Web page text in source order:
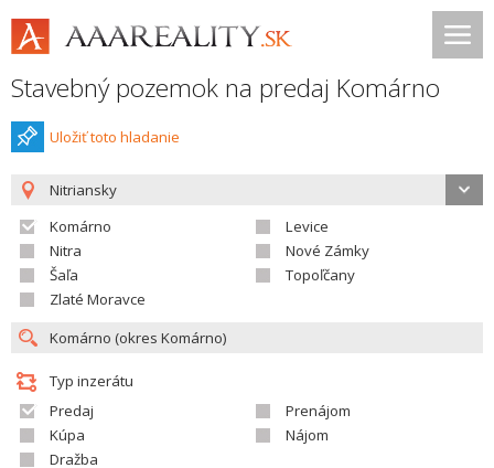
Stavebný pozemok na predaj Komárno
Uložiť toto hladanie
Nitriansky
Komárno
Levice
Nitra
Nové Zámky
Šaľa
Topoľčany
Zlaté Moravce
Typ inzerátu
Predaj
Prenájom
Kúpa
Nájom
Dražba